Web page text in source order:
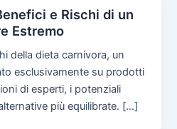
e Rischi di un
Estremo
della dieta carnivora, un
esclusivamente su prodotti
di esperti, i potenziali
più equilibrate. […]